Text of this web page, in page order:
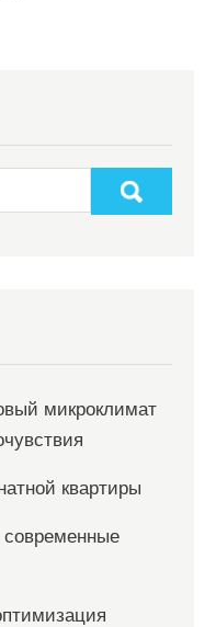
микроклимат
квартиры